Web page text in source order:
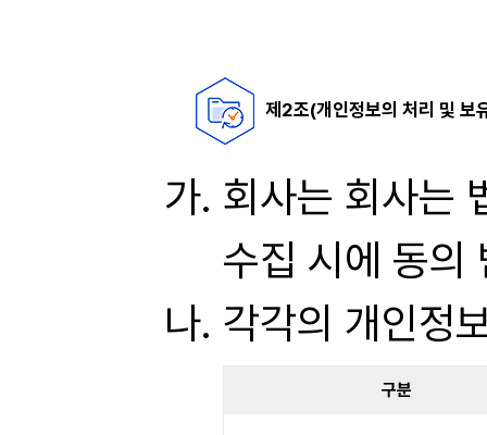
제2조(개인정보의 처리 및 보
회사는 회사는
수집 시에 동의
각각의 개인정
구분